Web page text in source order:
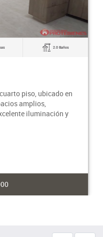
1.0 Baños
del Centro
al Centro
Herrera; cuenta con